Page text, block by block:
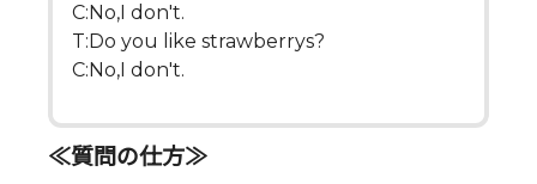
C:No,I don't.
T:Do you like strawberrys?
C:No,I don't.
≪質問の仕方≫